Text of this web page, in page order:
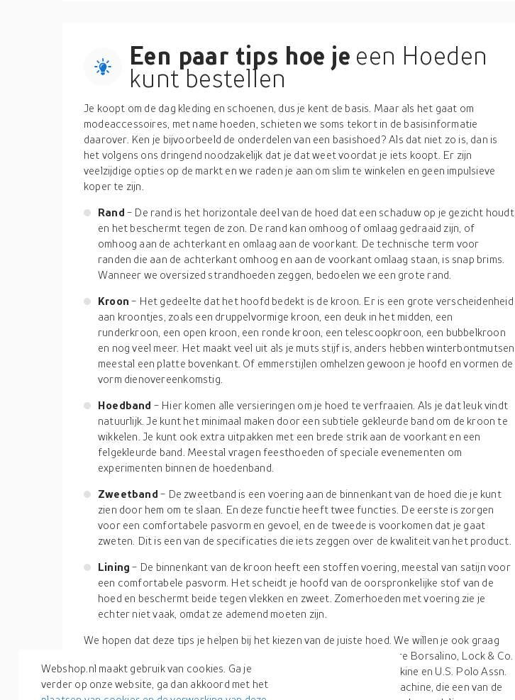
Een paar tips hoe je een Hoeden
kunt bestellen
Je koopt om de dag kleding en schoenen, dus je kent de basis. Maar als het gaat om
modeaccessoires, met name hoeden, schieten we soms tekort in de basisinformatie
daarover. Ken je bijvoorbeeld de onderdelen van een basishoed? Als dat niet zo is, dan is
het volgens ons dringend noodzakelijk dat je dat weet voordat je iets koopt. Er zijn
veelzijdige opties op de markt en we raden je aan om slim te winkelen en geen impulsieve
koper te zijn.
Rand- De rand is het horizontale deel van de hoed dat een schaduw op je gezicht houdt
en het beschermt tegen de zon. De rand kan omhoog of omlaag gedraaid zijn, of
omhoog aan de achterkant en omlaag aan de voorkant. De technische term voor
randen die aan de achterkant omhoog en aan de voorkant omlaag staan, is snap brims.
Wanneer we oversized strandhoeden zeggen, bedoelen we een grote rand.
Kroon- Het gedeelte dat het hoofd bedekt is de kroon. Er is een grote verscheidenheid
aan kroontjes, zoals een druppelvormige kroon, een deuk in het midden, een
runderkroon, een open kroon, een ronde kroon, een telescoopkroon, een bubbelkroon
en nog veel meer. Het maakt veel uit als je muts stijf is, anders hebben winterbontmutsen
meestal een platte bovenkant. Of emmerstijlen omhelzen gewoon je hoofd en vormen de
vorm dienovereenkomstig.
Hoedband - Hier komen alle versieringen om je hoed te verfraaien. Als je dat leuk vindt
natuurlijk. Je kunt het minimaal maken door een subtiele gekleurde band om de kroon te
wikkelen. Je kunt ook extra uitpakken met een brede strik aan de voorkant en een
felgekleurde band. Meestal vragen feesthoeden of speciale evenementen om
experimenten binnen de hoedenband.
Zweetband- De zweetband is een voering aan de binnenkant van de hoed die je kunt
zien door hem om te slaan. En deze functie heeft twee functies. De eerste is zorgen
voor een comfortabele pasvorm en gevoel, en de tweede is voorkomen dat je gaat
zweten. Dit is een van de specificaties die iets zeggen over de kwaliteit van het product.
Lining- De binnenkant van de kroon heeft een stoffen voering, meestal van satijn voor
een comfortabele pasvorm. Het scheidt je hoofd van de oorspronkelijke stof van de
hoed en beschermt beide tegen vlekken en zweet. Zomerhoeden met voering zie je
echter niet vaak, omdat ze ademend moeten zijn.
We hopen dat deze tips je helpen bij het kiezen van de juiste hoed. We willen je ook graag
enkele merken aanraden die je kunt overwegen. Dit zijn onder andere Borsalino, Lock & Co.
Hatters, Vans, New Era Cap, Tommy Hilfiger, Oakley, Quiksilver, Dakine en U.S. Polo Assn.
Je kunt al deze merken gemakkelijk ontdekken via onze retail zoekmachine, die een van de
Webshop.nl maakt gebruik van cookies. Ga je
verder op onze website, ga dan akkoord met het